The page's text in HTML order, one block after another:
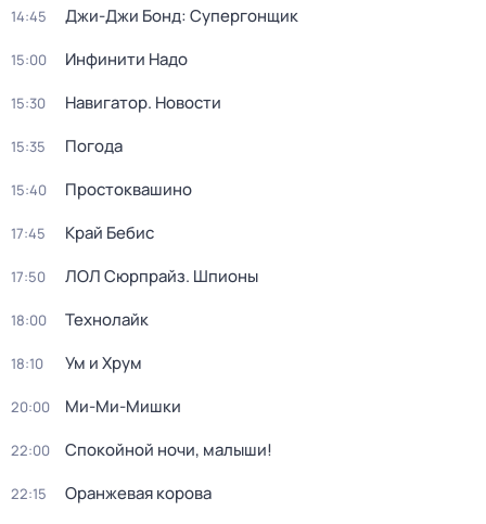
14:45 Джи-Джи Бонд: Супергонщик
15:00 Инфинити Надо
15:30 Навигатор. Новости
15:35 Погода
15:40 Простоквашино
17:45 Край Бебис
17:50 ЛОЛ Сюрпрайз. Шпионы
18:00 Технолайк
18:10 Ум и Хрум
20:00 Ми-Ми-Мишки
22:00 Спокойной ночи, малыши!
22:15 Оранжевая корова